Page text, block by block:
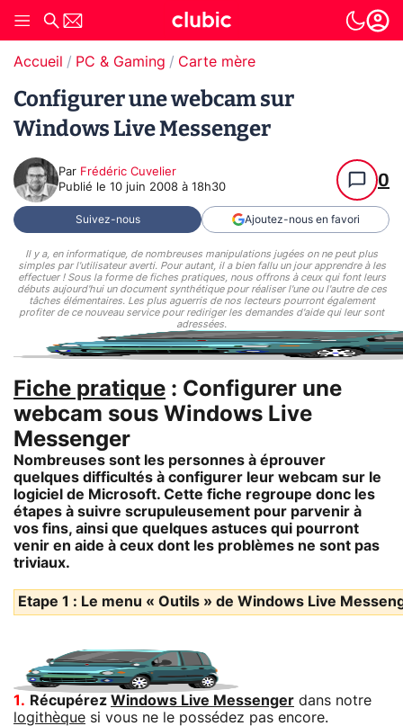
Accueil PC & Gaming Carte mère
Configurer une webcam sur
Windows Live Messenger
Par Frédéric Cuvelier
Publié le 10 juin 2008 à 18h30 0
Suivez-nous Ajoutez-nous en favori
Il y a, en informatique, de nombreuses manipulations jugées on ne peut plus
simples par l'utilisateur averti. Pour autant, il a bien fallu un jour apprendre à les
effectuer ! Sous la forme de fiches pratiques, nous offrons à ceux qui font leurs
débuts aujourd'hui un document synthétique pour réaliser l'une ou l'autre de ces
tâches élémentaires. Les plus aguerris de nos lecteurs pourront également
profiter de ce nouveau service pour rediriger les demandes d'aide qui leur sont
adressées.
Fiche pratique : Configurer une
webcam sous Windows Live
Messenger
Nombreuses sont les personnes à éprouver
quelques difficultés à configurer leur webcam sur le
logiciel de Microsoft. Cette fiche regroupe donc les
étapes à suivre scrupuleusement pour parvenir à
vos fins, ainsi que quelques astuces qui pourront
venir en aide à ceux dont les problèmes ne sont pas
triviaux.
Etape 1 : Le menu « Outils » de Windows Live
1. Récupérez Windows Live Messenger dans notre
logithèque si vous ne le possédez pas encore.